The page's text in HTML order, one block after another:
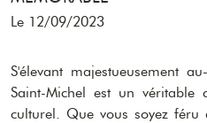
Le 12/09/2023
S'élevant majestueusement
Saint-Michel est un véritable
culturel. Que vous soyez féru